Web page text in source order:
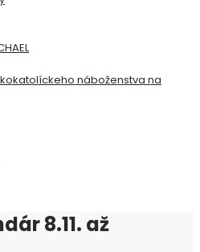
náboženstva na
8.11. až